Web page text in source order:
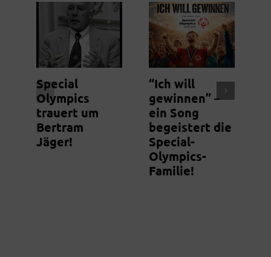
Special
Olympics
trauert um
Bertram
Jäger!
“Ich will
gewinnen” –
ein Song
begeistert die
Special-
Olympics-
Familie!